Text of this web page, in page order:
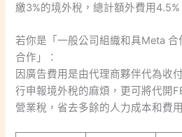
繳3%的境外稅，總計額外費用4.5%
若你是「一般公司組織和具Meta
合作」：
因廣告費用是由代理商夥伴代為收
行申報境外稅的麻煩，更可將代開
營業稅，省去多餘的人力成本和費